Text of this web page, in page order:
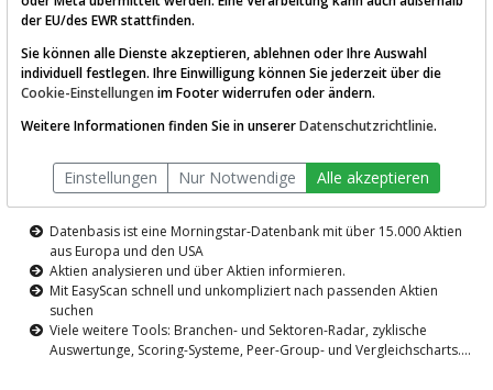
AKTIEN-TERMINAL
Die Aktienanalyse-Plattform von
TraderFox
Datenbasis ist eine Morningstar-Datenbank mit über 15.000 Aktien
aus Europa und den USA
Aktien analysieren und über Aktien informieren.
Mit EasyScan schnell und unkompliziert nach passenden Aktien
suchen
Viele weitere Tools: Branchen- und Sektoren-Radar, zyklische
Auswertunge, Scoring-Systeme, Peer-Group- und Vergleichscharts....
der EU/des EWR stattfinden.
Sie können alle Dienste akzeptieren, ablehnen oder Ihre Auswahl
individuell festlegen. Ihre Einwilligung können Sie jederzeit über die
Cookie-Einstellungen im Footer widerrufen oder ändern.
Weitere Informationen finden Sie in unsererDatenschutzrichtlinie.
Einstellungen Nur Notwendige Alle akzeptieren